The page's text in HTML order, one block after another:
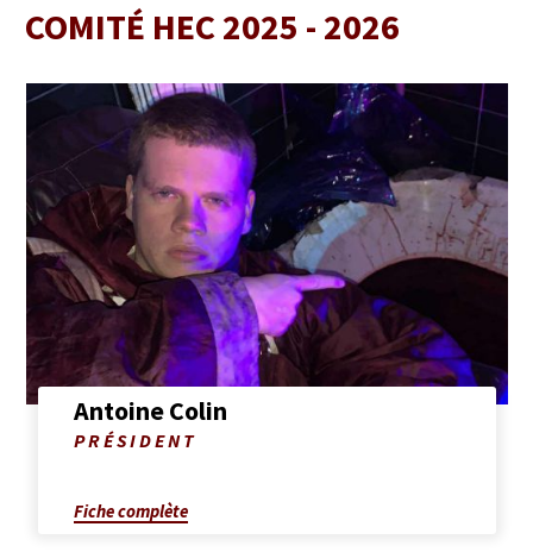
COMITÉ HEC 2025 - 2026
Afficher
complète
de
Antoine
Colin
PhotoAntoine Colin
PRÉSIDENT
Fiche complète